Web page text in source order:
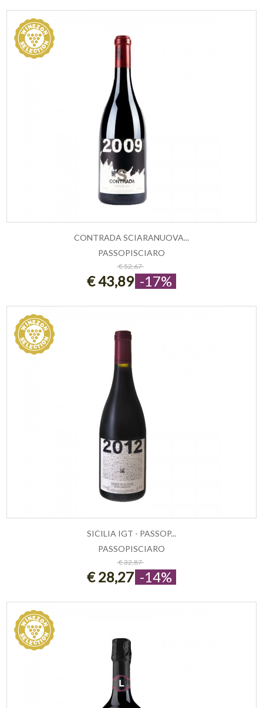
ESAURITO
CONTRADA SCIARANUOVA...
PASSOPISCIARO
€ 52,67
€ 43,89 -17%
ESAURITO
SICILIA IGT - PASSOP...
PASSOPISCIARO
€ 32,87
€ 28,27 -14%